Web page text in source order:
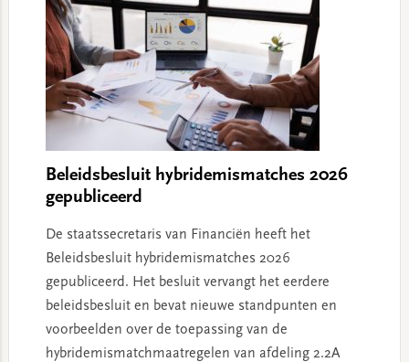
Beleidsbesluit hybridemismatches 2026
gepubliceerd
De staatssecretaris van Financiën heeft het
Beleidsbesluit hybridemismatches 2026
gepubliceerd. Het besluit vervangt het eerdere
beleidsbesluit en bevat nieuwe standpunten en
voorbeelden over de toepassing van de
hybridemismatchmaatregelen van afdeling 2.2A